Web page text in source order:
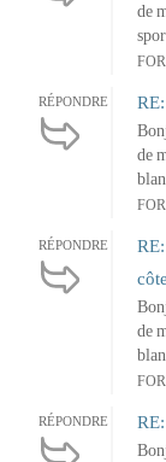
de
RÉPONDRE
de
RÉPONDRE
de
RÉPONDRE